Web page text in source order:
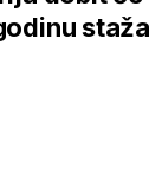
staža